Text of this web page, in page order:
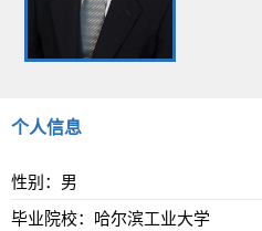
个人信息
性别：男
毕业院校：哈尔滨工业大学